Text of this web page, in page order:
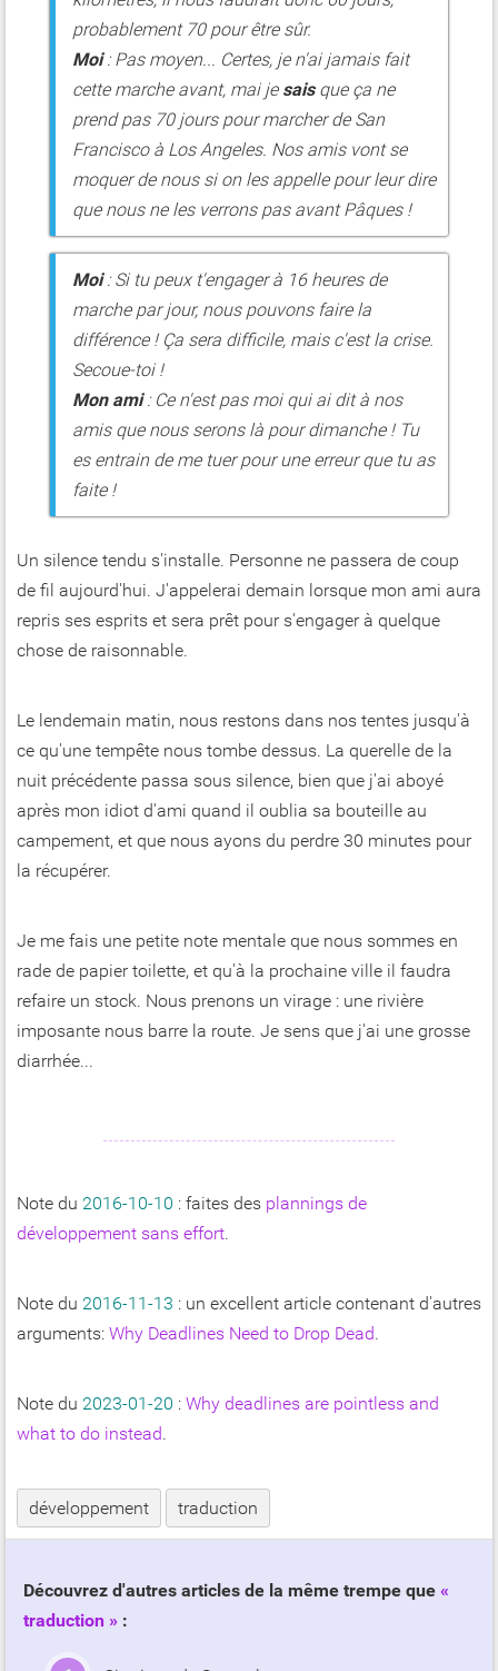
probablement 70 pour être sûr.
Moi: Pas moyen... Certes, je n'ai jamais fait
cette marche avant, mai je saisque ça ne
prend pas 70 jours pour marcher de San
Francisco à Los Angeles. Nos amis vont se
moquer de nous si on les appelle pour leur dire
que nous ne les verrons pas avant Pâques !
Moi: Si tu peux t'engager à 16 heures de
marche par jour, nous pouvons faire la
différence ! Ça sera difficile, mais c'est la crise.
Secoue-toi !
Mon ami: Ce n'est pas moi qui ai dit à nos
amis que nous serons là pour dimanche ! Tu
es entrain de me tuer pour une erreur que tu as
faite !
Un silence tendu s'installe. Personne ne passera de coup
de fil aujourd'hui. J'appelerai demain lorsque mon ami aura
repris ses esprits et sera prêt pour s'engager à quelque
chose de raisonnable.
Le lendemain matin, nous restons dans nos tentes jusqu'à
ce qu'une tempête nous tombe dessus. La querelle de la
nuit précédente passa sous silence, bien que j'ai aboyé
après mon idiot d'ami quand il oublia sa bouteille au
campement, et que nous ayons du perdre 30 minutes pour
la récupérer.
Je me fais une petite note mentale que nous sommes en
rade de papier toilette, et qu'à la prochaine ville il faudra
refaire un stock. Nous prenons un virage : une rivière
imposante nous barre la route. Je sens que j'ai une grosse
diarrhée...
Note du 2016-10-10 : faites des plannings de
développement sans effort.
Note du 2016-11-13 : un excellent article contenant d'autres
arguments: Why Deadlines Need to Drop Dead.
Note du 2023-01-20 : Why deadlines are pointless and
what to do instead.
développement traduction
Découvrez d'autres articles de la même trempe que
traduction
: